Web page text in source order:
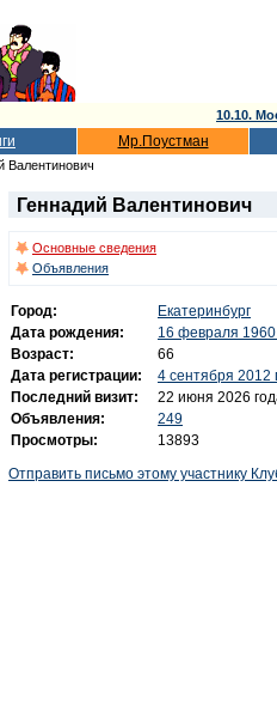
10.10.
Мр.Поустман
Валентинович
Геннадий Валентинович
Основные сведения
Объявления
Город:
Екатеринбург
Дата рождения:
16 февраля 1960
Возраст:
66
Дата регистрации:
4 сентября 2012
Последний визит:
22 июня 2026
Объявления:
249
Просмотры:
13893
Отправить письмо этому участнику